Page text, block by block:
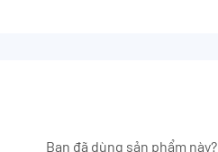
Bạn đã dùng sản phẩm này?